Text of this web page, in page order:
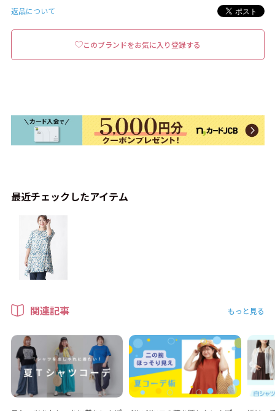
返品について
このブランドをお気に入り登録する
最近チェックしたアイテム
関連記事 もっと見る